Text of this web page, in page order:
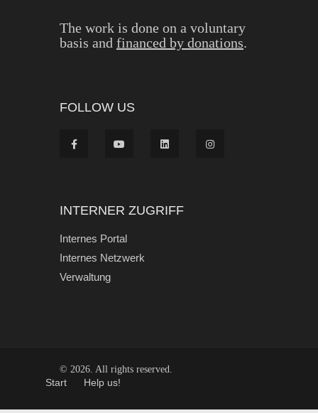
The work is done on a voluntary
basis and financed by donations.
FOLLOW US
INTERNER ZUGRIFF
Internes Portal
Internes Netzwerk
Verwaltung
© 2026. All rights reserved.
Start Help us!